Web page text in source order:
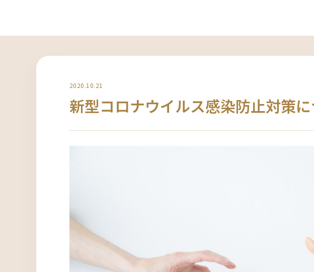
2020.10.21
新型コロナウイルス感染防止対策